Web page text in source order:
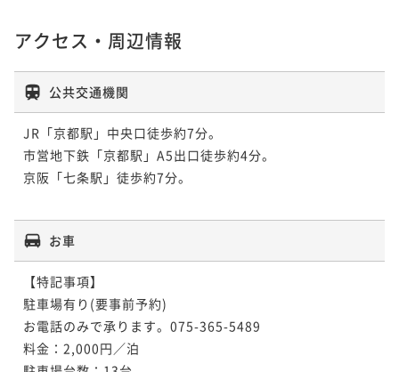
アクセス・周辺情報
公共交通機関
JR「京都駅」中央口徒歩約7分。
市営地下鉄「京都駅」A5出口徒歩約4分。
京阪「七条駅」徒歩約7分。
お車
【特記事項】
駐車場有り(要事前予約)
お電話のみで承ります。075-365-5489
料金：2,000円／泊